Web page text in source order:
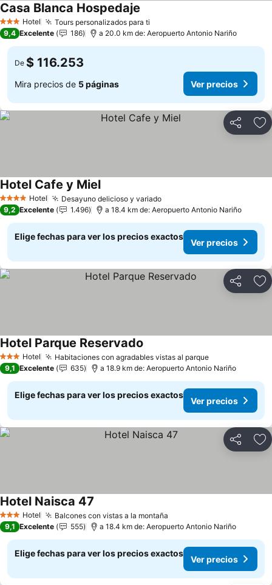
3 Estrellas
Hotel Tours personalizados para ti
Casa Blanca Hospedaje
9,4 Excelente 186 a 20.0 km de: Aeropuerto Antonio Nariño
De $ 116.253
Mira precios de 5 páginas Ver precios
Compartir
4 EstrellasHotel Desayuno delicioso y variadoVer precios
Hotel Cafe y MielVer precios
9,2 Excelente 1.496 a 18.4 km de: Aeropuerto Antonio Nariño
Elige fechas para ver los precios exactos
Ver precios
Compartir
3 Estrellas
Hotel Habitaciones con agradables vistas al parqueVer precios
Hotel Parque Reservado
9,1 Excelente 635 a 18.9 km de: Aeropuerto Antonio Nariño
Elige fechas para ver los precios exactos
Ver precios
Compartir
3 Estrellas
Hotel Balcones con vistas a la montaña
Hotel Naisca 47
9,1 Excelente 555 a 18.4 km de: Aeropuerto Antonio Nariño
Elige fechas para ver los precios exactos
Ver precios